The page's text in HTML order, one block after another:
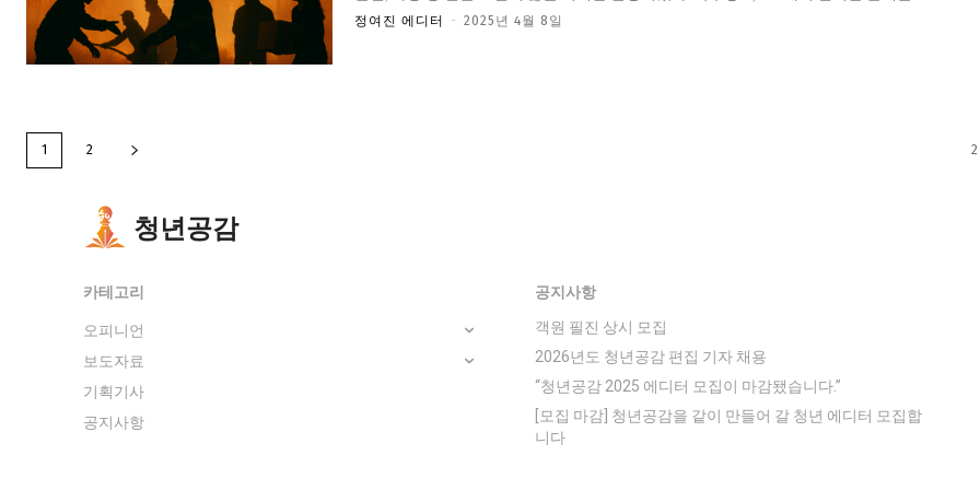
정여진 에디터 - 2025년 4월 8일
1 2
청년공감
카테고리
오피니언
보도자료
기획기사
공지사항
공지사항
객원 필진 상시 모집
2026년도 청년공감 편집 기자 채용
“청년공감 2025 에디터 모집이 마감됐습니다.”
[모집 마감] 청년공감을 같이 만들어 갈 청년 에디터 모집합
니다